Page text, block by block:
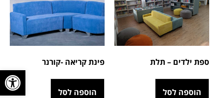
פתח
ספת ילדים – תלת
הוספה לסל
פינת קריאה -קורנר
הוספה לסל